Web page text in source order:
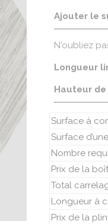
Ajouter le
N'oubliez
Longueur
Hauteur
Surface à
Surface
Nombre
Prix de la
Total
Longueur à
Prix de la